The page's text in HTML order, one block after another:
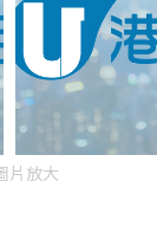
片放大